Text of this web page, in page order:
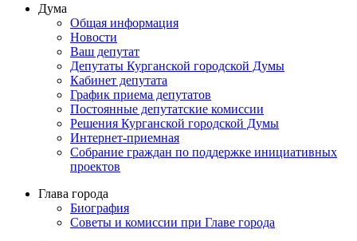
Дума
Общая информация
Новости
Ваш депутат
Депутаты Курганской городской Думы
Кабинет депутата
График приема депутатов
Постоянные депутатские комиссии
Решения Курганской городской Думы
Интернет-приемная
Собрание граждан по поддержке инициативных
проектов
Глава города
Биография
Советы и комиссии при Главе города